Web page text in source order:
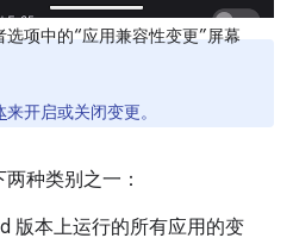
选项中的“应用兼容性变更”屏幕
来开启或关闭变更。
种类别之一：
版本上运行的所有应用的变